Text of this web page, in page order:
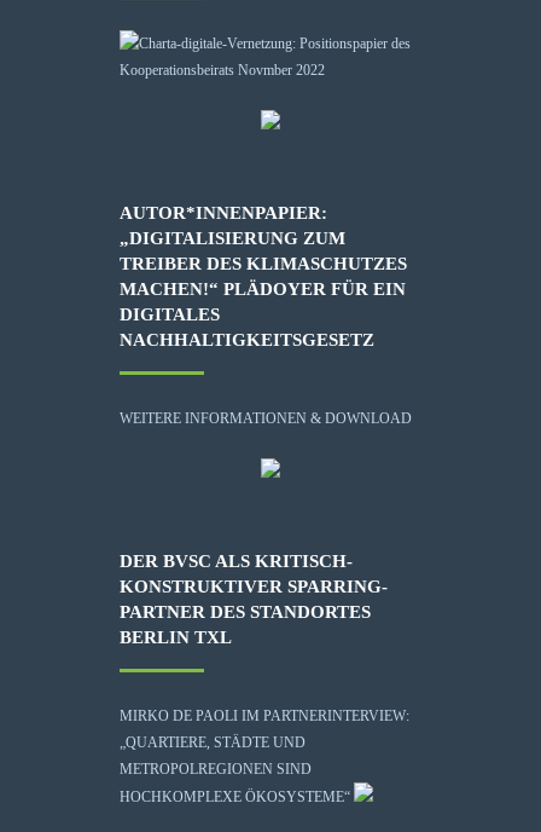
AUTOR*INNENPAPIER:
„DIGITALISIERUNG ZUM
TREIBER DES KLIMASCHUTZES
MACHEN!“ PLÄDOYER FÜR EIN
DIGITALES
NACHHALTIGKEITSGESETZ
WEITERE INFORMATIONEN & DOWNLOAD
DER BVSC ALS KRITISCH-
KONSTRUKTIVER SPARRING-
PARTNER DES STANDORTES
BERLIN TXL
MIRKO DE PAOLI IM PARTNERINTERVIEW:
„QUARTIERE, STÄDTE UND
METROPOLREGIONEN SIND
HOCHKOMPLEXE ÖKOSYSTEME“